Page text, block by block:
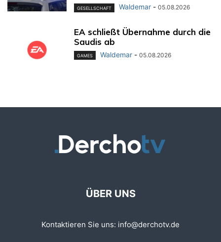
GESELLSCHAFT Waldemar - 05.08.2026
EA schließt Übernahme durch die
Saudis ab
GAMES Waldemar - 05.08.2026
ÜBER UNS
Kontaktieren Sie uns: info@derchotv.de